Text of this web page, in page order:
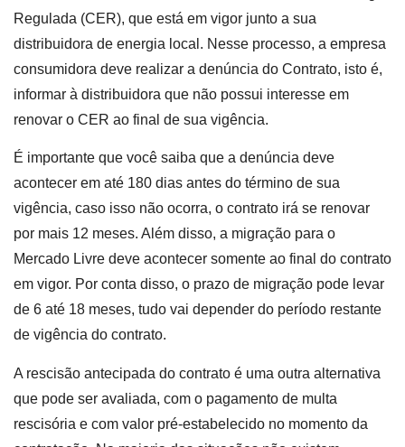
Regulada (CER), que está em vigor junto a sua
distribuidora de energia local. Nesse processo, a empresa
consumidora deve realizar a denúncia do Contrato, isto é,
informar à distribuidora que não possui interesse em
renovar o CER ao final de sua vigência.
É importante que você saiba que a denúncia deve
acontecer em até 180 dias antes do término de sua
vigência, caso isso não ocorra, o contrato irá se renovar
por mais 12 meses. Além disso, a migração para o
Mercado Livre deve acontecer somente ao final do contrato
em vigor. Por conta disso, o prazo de migração pode levar
de 6 até 18 meses, tudo vai depender do período restante
de vigência do contrato.
A rescisão antecipada do contrato é uma outra alternativa
que pode ser avaliada, com o pagamento de multa
rescisória e com valor pré-estabelecido no momento da